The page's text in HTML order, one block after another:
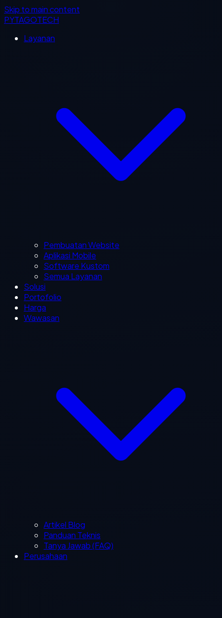
Skip to main content
PYTAGOTECH
Layanan
Pembuatan Website
Aplikasi Mobile
Software Kustom
Semua Layanan
Solusi
Portofolio
Harga
Wawasan
Artikel Blog
Panduan Teknis
Tanya Jawab (FAQ)
Perusahaan